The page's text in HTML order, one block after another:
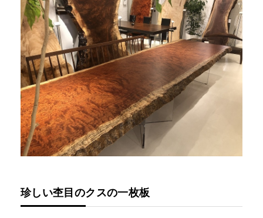
珍しい杢目のクスの一枚板